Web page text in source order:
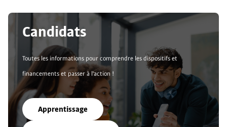
Candidats
Toutes les informations pour comprendre les dispositifs et
financements et passer à l'action !
Apprentissage